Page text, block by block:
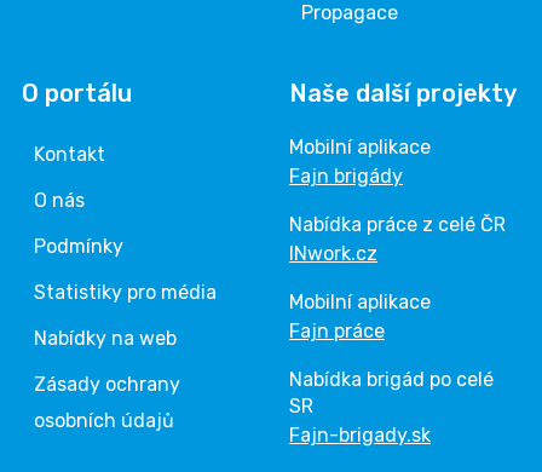
Propagace
O portálu
Kontakt
O nás
Podmínky
Statistiky pro média
Nabídky na web
Zásady ochrany
osobních údajů
Naše další projekty
Mobilní aplikace
Fajn brigády
Nabídka práce z celé ČR
INwork.cz
Mobilní aplikace
Fajn práce
Nabídka brigád po celé
SR
Fajn-brigady.sk